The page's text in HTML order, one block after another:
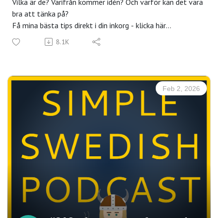
man inte känner sig fri på svenska.Så om du känner att det
här passar på dig, att du redan förstår mycket svenska, du
har redan pluggat mycket svenska, kan mycket svenska..
Men det är fortfarande svårt med att prata med
personerna.Och om du är redo att investera i dig själv och
få resultat så kan det här vara intressant för dig.Det här
kommer vara 6 månader.Du kommer fokusera på att börja
leva språket, så sluta vara student och börja leva
Tillsammans med en grupp dedikerade elever och med mig
och mitt team av mina bästa lärare.Så kan du vara med i
det här pilotprojektet, alltså en av de första personerna
att, ja, forma det helt enkelt.Så hör av dig till mig och
anmäl ditt intresse och få mer information.Så du kan
skriva till fredrik@swedishlinguist.com.
bra att tänka på?
Få mina bästa tips direkt i din inkorg - klicka här
Andra avsnitt på temat kärlek och relationer:
268 - Alla hjärtans dag
---
Hela transkriptet hittar du på Patreon eller på Simple
Swedish Center
Så jag har ett par vänner, och de var ett par förut. De är
inte längre ett par.Och en stor del av det, alltså en stor
väldigt olika sätt att ge och att ta emot kärlek.
Så till exempel, han ville väldigt gärna att hon skulle laga
mat och alltid finnas där.Och han såg till att hon hade det
hon behövde, alltså rent materialistiskt.
8.1K
Feb 2, 2026